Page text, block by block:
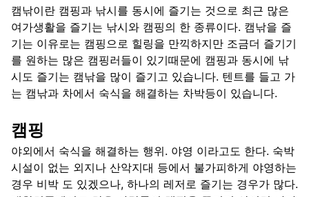
캠낚이란 캠핑과 낚시를 동시에 즐기는 것으로 최근 많은
여가생활을 즐기는 낚시와 캠핑의 한 종류이다. 캠낚을 즐
기는 이유로는 캠핑으로 힐링을 만끽하지만 조금더 즐기기
를 원하는 많은 캠핑러들이 있기때문에 캠핑과 동시에 낚
시도 즐기는 캠낚을 많이 즐기고 있습니다. 텐트를 들고 가
는 캠낚과 차에서 숙식을 해결하는 차박등이 있습니다.
캠핑
야외에서 숙식을 해결하는 행위. 야영 이라고도 한다. 숙박
시설이 없는 외지나 산악지대 등에서 불가피하게 야영하는
경우 비박 도 있겠으나, 하나의 레저로 즐기는 경우가 많다.